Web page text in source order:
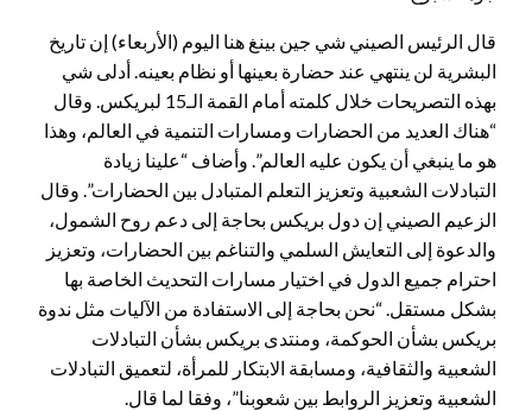
قال الرئيس الصيني شي جين بينغ هنا اليوم (الأربعاء) إن تاريخ
البشرية لن ينتهي عند حضارة بعينها أو نظام بعينه. أدلى شي
بهذه التصريحات خلال كلمته أمام القمة الـ15 لبريكس. وقال
“هناك العديد من الحضارات ومسارات التنمية في العالم، وهذا
هو ما ينبغي أن يكون عليه العالم”. وأضاف “علينا زيادة
التبادلات الشعبية وتعزيز التعلم المتبادل بين الحضارات”. وقال
الزعيم الصيني إن دول بريكس بحاجة إلى دعم روح الشمول،
والدعوة إلى التعايش السلمي والتناغم بين الحضارات، وتعزيز
احترام جميع الدول في اختيار مسارات التحديث الخاصة بها
بشكل مستقل. “نحن بحاجة إلى الاستفادة من الآليات مثل ندوة
بريكس بشأن الحوكمة، ومنتدى بريكس بشأن التبادلات
الشعبية والثقافية، ومسابقة الابتكار للمرأة، لتعميق التبادلات
الشعبية وتعزيز الروابط بين شعوبنا”، وفقا لما قال.